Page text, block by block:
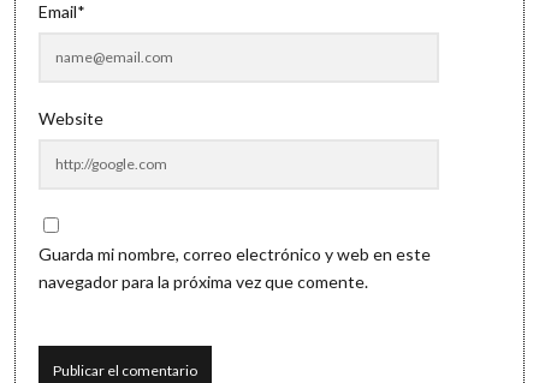
Email*
Website
Guarda mi nombre, correo electrónico y web en este
navegador para la próxima vez que comente.